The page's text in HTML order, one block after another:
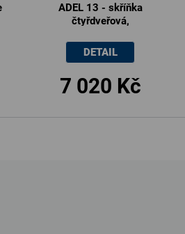
ADEL 13 - skříňka
čtyřdveřová,
7 020 Kč
DETAIL